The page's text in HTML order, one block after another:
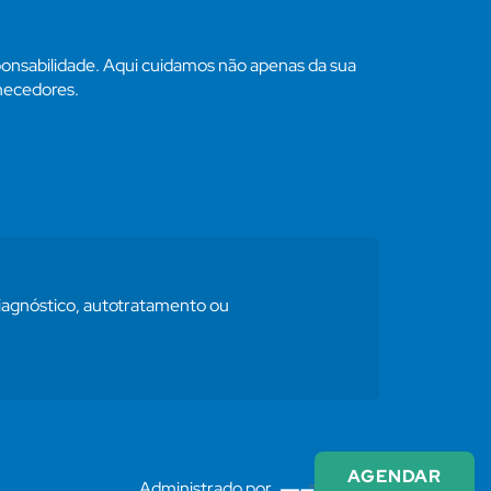
Aqui cuidamos não apenas da sua
autotratamento ou
AGENDAR